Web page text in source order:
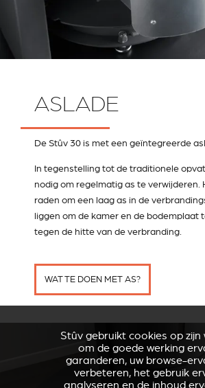
ASLADE
De Stûv 30 is met een geïntegreerde
In tegenstelling tot de traditionele
nodig om regelmatig as te verwijderen.
raden om een laag as in de
liggen om de kamer en de bodemplaat
tegen de hitte van de verbranding.
WAT TE DOEN MET AS?
Stûv gebruikt cookies op zijn
om de goede werking
garanderen, uw browse-
verbeteren, het gebruik
analyseren en de inhoud